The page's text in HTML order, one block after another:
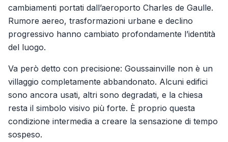
cambiamenti portati dall’aeroporto Charles de Gaulle.
Rumore aereo, trasformazioni urbane e declino
progressivo hanno cambiato profondamente l’identità
del luogo.
Va però detto con precisione: Goussainville non è un
villaggio completamente abbandonato. Alcuni edifici
sono ancora usati, altri sono degradati, e la chiesa
resta il simbolo visivo più forte. È proprio questa
condizione intermedia a creare la sensazione di tempo
sospeso.